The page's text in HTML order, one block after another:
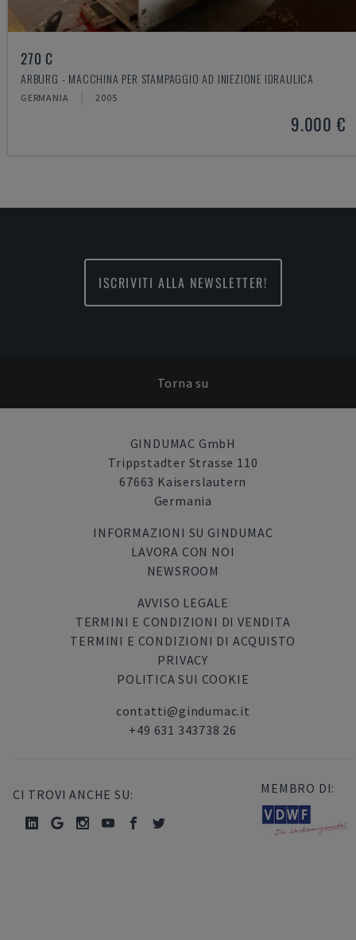
270 C
ARBURG - MACCHINA PER STAMPAGGIO AD INIEZIONE IDRAULICA
GERMANIA 2005
9.000 €
ISCRIVITI ALLA NEWSLETTER!
Torna su
GINDUMAC GmbH
Trippstadter Strasse 110
67663 Kaiserslautern
Germania
INFORMAZIONI SU GINDUMAC
LAVORA CON NOI
NEWSROOM
AVVISO LEGALE
TERMINI E CONDIZIONI DI VENDITA
TERMINI E CONDIZIONI DI ACQUISTO
PRIVACY
POLITICA SUI COOKIE
contatti@gindumac.it
+49 631 343738 26
CI TROVI ANCHE SU: MEMBRO DI: